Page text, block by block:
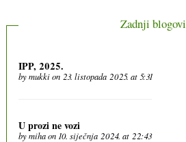
Zadnji blogovi
IPP, 2025.
bymukkion 23. listopada 2025. at 5:31
U prozi ne vozi
bymihaon 10. siječnja 2024. at 22:43